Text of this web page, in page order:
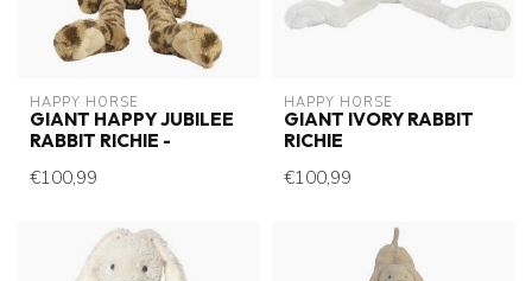
HAPPY HORSE
GIANT HAPPY JUBILEE
RABBIT RICHIE -
€100,99
HAPPY HORSE
GIANT IVORY RABBIT
RICHIE
€100,99